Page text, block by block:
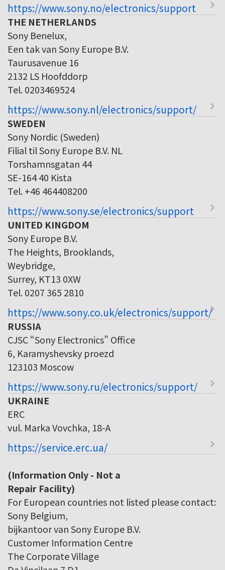
https://www.sony.no/electronics/support
THE NETHERLANDS
Sony Benelux,
Een tak van Sony Europe B.V.
Taurusavenue 16
2132 LS Hoofddorp
Tel. 0203469524
https://www.sony.nl/electronics/support/
SWEDEN
Sony Nordic (Sweden)
Filial til Sony Europe B.V. NL
Torshamnsgatan 44
SE-164 40 Kista
Tel. +46 464408200
https://www.sony.se/electronics/support
UNITED KINGDOM
Sony Europe B.V.
The Heights, Brooklands,
Weybridge,
Surrey, KT13 0XW
Tel. 0207 365 2810
https://www.sony.co.uk/electronics/support/
RUSSIA
CJSC “Sony Electronics” Office
6, Karamyshevsky proezd
123103 Moscow
https://www.sony.ru/electronics/support/
UKRAINE
ERC
vul. Marka Vovchka, 18-A
https://service.erc.ua/
(Information Only - Not a
Repair Facility)
For European countries not listed please contact:
Sony Belgium,
bijkantoor van Sony Europe B.V.
Customer Information Centre
The Corporate Village